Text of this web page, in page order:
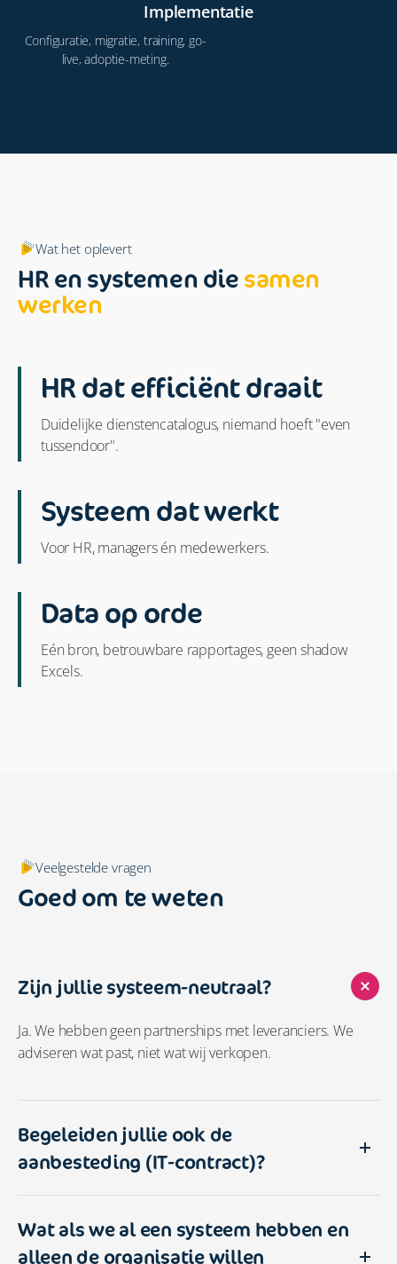
Implementatie
Configuratie, migratie, training, go-
live, adoptie-meting.
Wat het oplevert
HR en systemen diesamen
werken
HR dat efficiënt draait
Duidelijke dienstencatalogus, niemand hoeft "even
tussendoor".
Systeem dat werkt
Voor HR, managers én medewerkers.
Data op orde
Eén bron, betrouwbare rapportages, geen shadow
Excels.
Veelgestelde vragen
Goed om te weten
Zijn jullie systeem-neutraal?
Ja. We hebben geen partnerships met leveranciers. We
adviseren wat past, niet wat wij verkopen.
Begeleiden jullie ook de
aanbesteding (IT-contract)?
Wat als we al een systeem hebben en
alleen de organisatie willen